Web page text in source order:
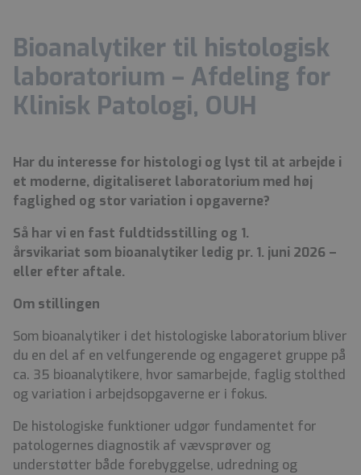
Bioanalytiker til histologisk
laboratorium – Afdeling for
Klinisk Patologi, OUH
Har du interesse for histologi og lyst til at arbejde i
et moderne, digitaliseret laboratorium med høj
faglighed og stor variation i opgaverne?
Så har vi en fast fuldtidsstilling og 1.
årsvikariat som bioanalytiker ledig pr. 1. juni 2026 –
eller efter aftale.
Om stillingen
Som bioanalytiker i det histologiske laboratorium bliver
du en del af en velfungerende og engageret gruppe på
ca. 35 bioanalytikere, hvor samarbejde, faglig stolthed
og variation i arbejdsopgaverne er i fokus.
De histologiske funktioner udgør fundamentet for
patologernes diagnostik af vævsprøver og
understøtter både forebyggelse, udredning og